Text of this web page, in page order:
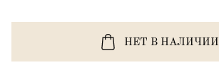
НЕТ В НАЛИЧИИ